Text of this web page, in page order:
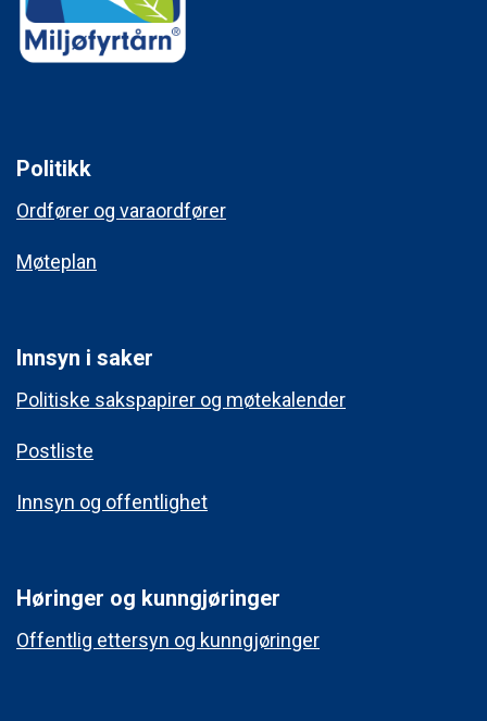
Politikk
Ordfører og varaordfører
Møteplan
Innsyn i saker
Politiske sakspapirer og møtekalender
Postliste
Innsyn og offentlighet
Høringer og kunngjøringer
Offentlig ettersyn og kunngjøringer